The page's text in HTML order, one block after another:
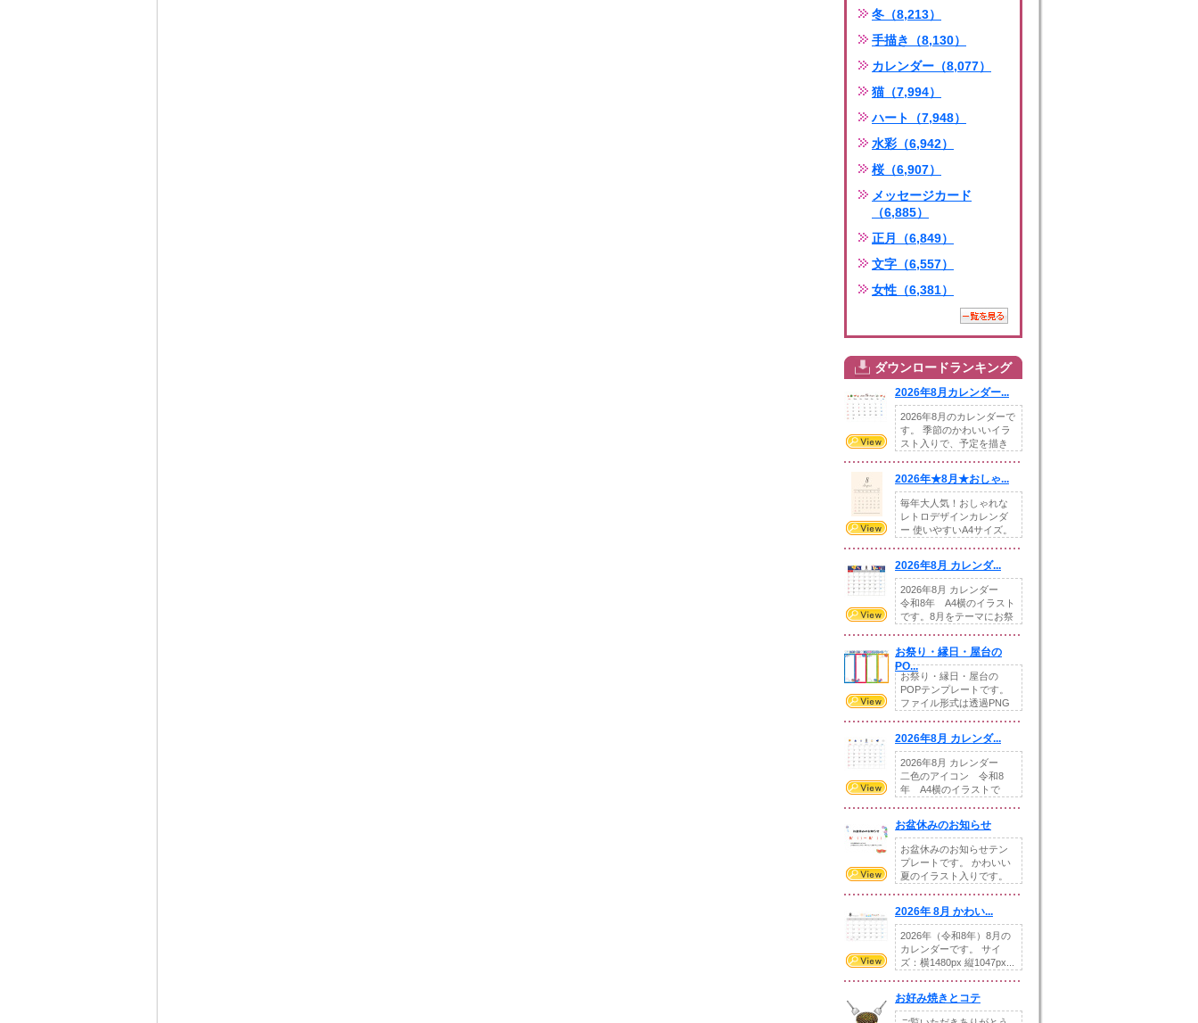
冬（8,213）
手描き（8,130）
カレンダー（8,077）
猫（7,994）
ハート（7,948）
水彩（6,942）
桜（6,907）
メッセージカード
（6,885）
正月（6,849）
文字（6,557）
女性（6,381）
ダウンロードランキング
2026年8月カレンダー...
2026年8月のカレンダーで
す。 季節のかわいいイラ
スト入りで、予定を描き
2026年★8月★おしゃ...
毎年大人気！おしゃれな
レトロデザインカレンダ
ー 使いやすいA4サイズ。
2026年8月 カレンダ...
2026年8月 カレンダー
令和8年 A4横のイラスト
です。8月をテーマにお祭
お祭り・縁日・屋台の
PO...
お祭り・縁日・屋台の
POPテンプレートです。
ファイル形式は透過PNG
2026年8月 カレンダ...
2026年8月 カレンダー
二色のアイコン 令和8
年 A4横のイラストで
お盆休みのお知らせ
お盆休みのお知らせテン
プレートです。 かわいい
夏のイラスト入りです。
2026年 8月 かわい...
2026年（令和8年）8月の
カレンダーです。 サイ
ズ：横1480px 縦1047px...
お好み焼きとコテ